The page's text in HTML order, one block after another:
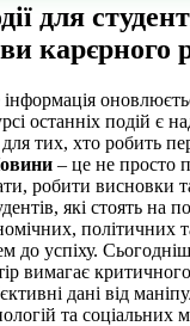
для
карєрного
інформація
останніх подій є
тих, хто робить
– це не просто
робити висновки
які стоять на
політичних
до успіху.
вимагає
дані від
та соціальних